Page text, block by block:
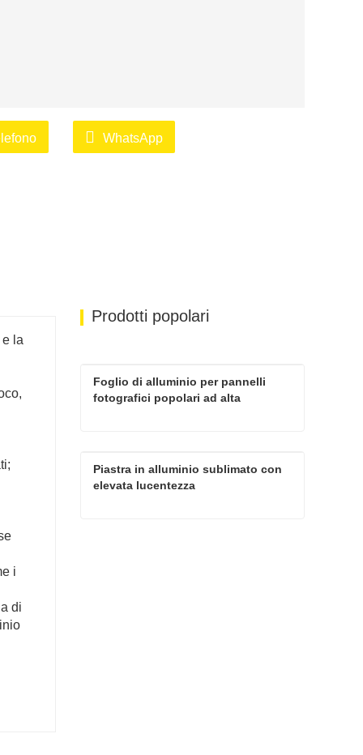
WhatsApp
la
i
di
Prodotti popolari
Foglio di alluminio per pannelli
fotografici popolari ad alta
Contatta ora
Piastra in alluminio sublimato con
elevata lucentezza